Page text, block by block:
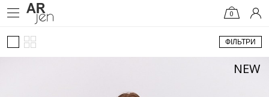
0
ФІЛЬТРИ
NEW